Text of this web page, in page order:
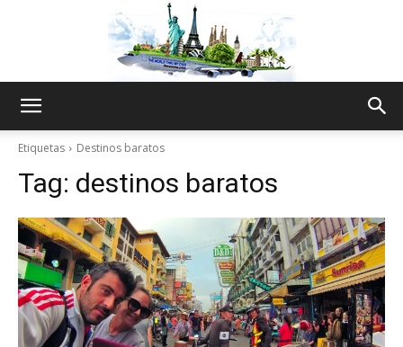
Thru
Etiquetas Destinos baratos
Tag: destinos baratos